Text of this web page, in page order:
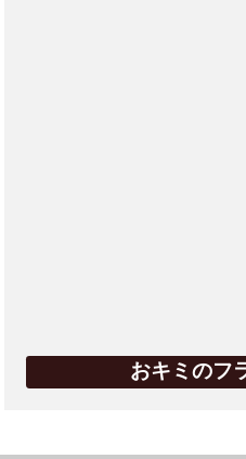
おキミのフ